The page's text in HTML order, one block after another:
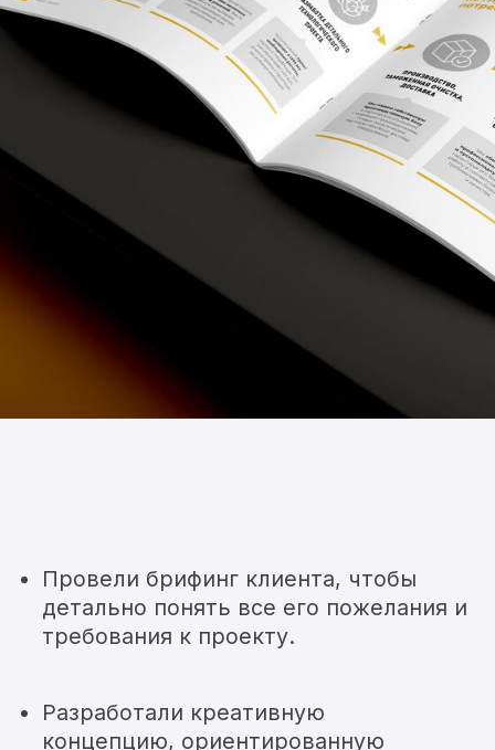
Разработали креативную
концепцию, ориентированную
на целевую аудиторию AWS
Group. Провели верстку
каталога, соблюдая все
принципы графического
дизайна и корпоративный
стиль компании.
Организовали сбор контента и
провели профессиональную
фотосессию продукта.